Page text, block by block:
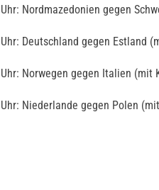
Nordmazedonien gegen
Deutschland gegen Estland
Norwegen gegen Italien (mit
Niederlande gegen Polen